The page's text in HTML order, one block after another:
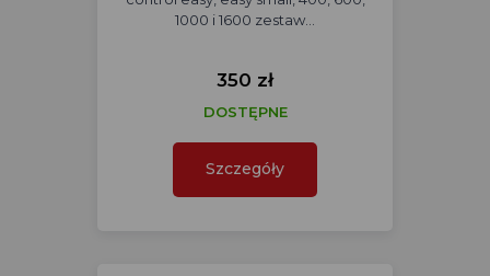
1000 i 1600 zestaw…
350 zł
DOSTĘPNE
Szczegóły